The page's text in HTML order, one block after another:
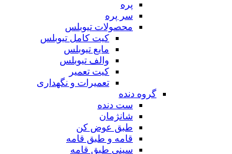
پره
سر پره
محصولات تیوبلس
کیت کامل تیوبلس
مایع تیوبلس
والف تیوبلس
کیت تعمیر
تعمیرات و نگهداری
گروه دنده
ست دنده
شانژمان
طبق عوض کن
قامه و طبق قامه
سینی طبق قامه